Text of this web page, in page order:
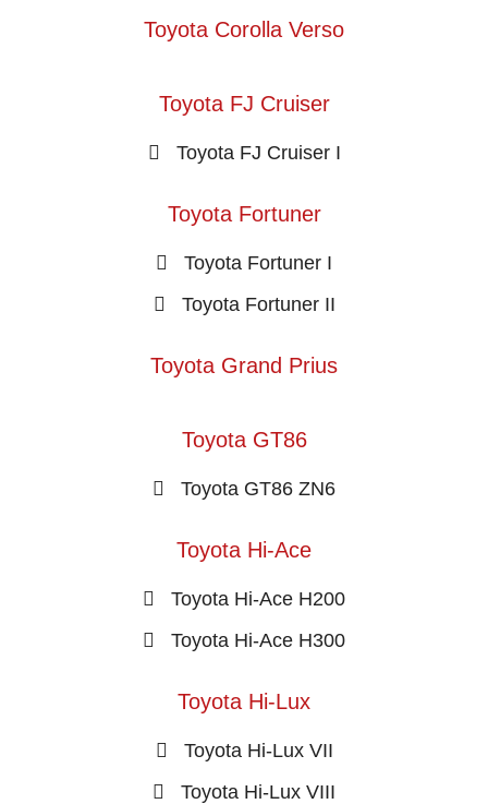
Toyota Corolla Verso
Toyota FJ Cruiser
Toyota FJ Cruiser I
Toyota Fortuner
Toyota Fortuner I
Toyota Fortuner II
Toyota Grand Prius
Toyota GT86
Toyota GT86 ZN6
Toyota Hi-Ace
Toyota Hi-Ace H200
Toyota Hi-Ace H300
Toyota Hi-Lux
Toyota Hi-Lux VII
Toyota Hi-Lux VIII